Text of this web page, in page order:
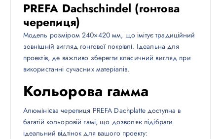
PREFA Dachschindel (гонтова
черепиця)
Модель розміром 240×420 мм, що імітує традиційний
зовнішній вигляд гонтової покрівлі. Ідеальна для
проектів, де важливо зберегти класичний вигляд при
використанні сучасних матеріалів.
Кольорова гамма
Алюмінієва черепиця PREFA Dachplatte доступна в
багатій кольоровій гамі, що дозволяє підібрати
ідеальний відтінок для вашого проекту: